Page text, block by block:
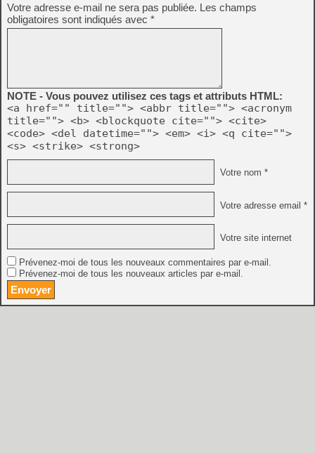
Votre adresse e-mail ne sera pas publiée. Les champs
obligatoires sont indiqués avec *
NOTE - Vous pouvez utilisez ces tags et attributs HTML:
<a href="" title=""> <abbr title=""> <acronym
title=""> <b> <blockquote cite=""> <cite>
<code> <del datetime=""> <em> <i> <q cite="">
<s> <strike> <strong>
Votre nom *
Votre adresse email *
Votre site internet
Prévenez-moi de tous les nouveaux commentaires par e-mail.
Prévenez-moi de tous les nouveaux articles par e-mail.